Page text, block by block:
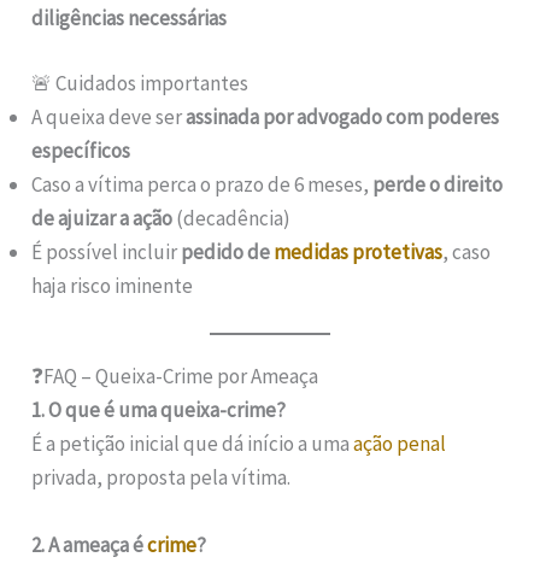
diligências necessárias
🚨 Cuidados importantes
A queixa deve serassinada por advogado com poderes
específicos
Caso a vítima perca o prazo de 6 meses, perde o direito
de ajuizar a ação(decadência)
É possível incluirpedido demedidas protetivas, caso
haja risco iminente
❓FAQ – Queixa-Crime por Ameaça
1. O que é uma queixa-crime?
É a petição inicial que dá início a umaação penal
privada, proposta pela vítima.
2. A ameaça écrime?